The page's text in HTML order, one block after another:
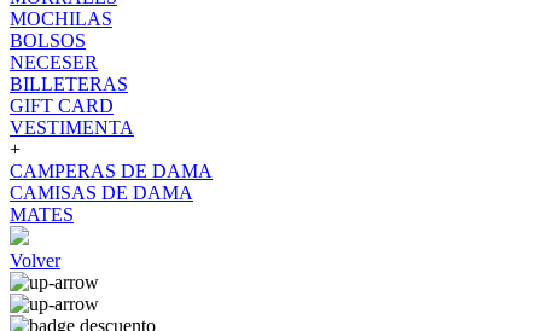
MOCHILAS
BOLSOS
NECESER
BILLETERAS
GIFT CARD
VESTIMENTA
+
CAMPERAS DE DAMA
CAMISAS DE DAMA
MATES
Volver